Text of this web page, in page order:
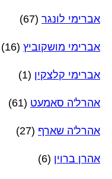
אברימי לונגר (67)
אברימי מושקוביץ (16)
אברימי קלצקין (1)
אהרל'ה סאמעט (61)
אהרל'ה שארף (27)
אהרן ברוין (6)